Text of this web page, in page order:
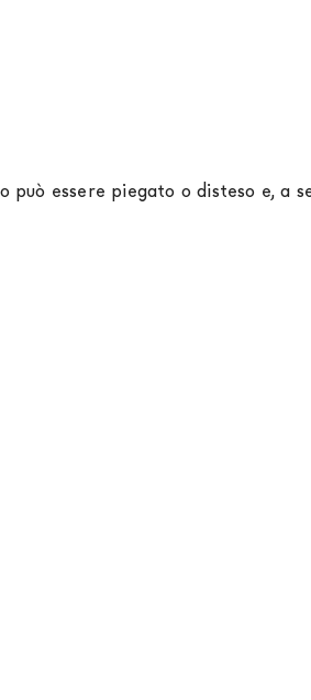
può essere piegato o disteso e, a
, che garantiscono che